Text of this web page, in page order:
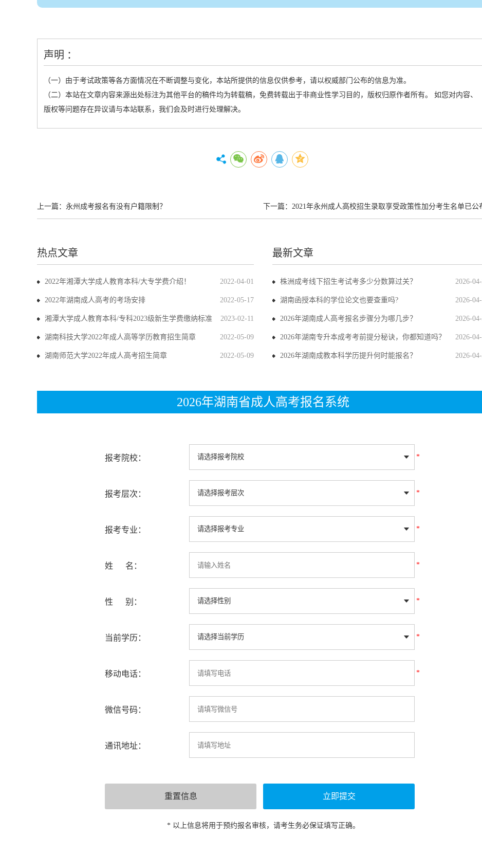
声明 ：
（一）由于考试政策等各方面情况在不断调整与变化，本站所提供的信息仅供参考，请以权威部门公布的信息为准。
（二）本站在文章内容来源出处标注为其他平台的稿件均为转载稿，免费转载出于非商业性学习目的，版权归原作者所有。 如您对内容、
版权等问题存在异议请与本站联系，我们会及时进行处理解决。
上一篇： 永州成考报名有没有户籍限制？ 下一篇： 2021年永州成人高校招生录取享受政策性加分考生名单已公
热点文章
2022-04-01
2022年湘潭大学成人教育本科/大专学费介绍！
2022-05-17
2022年湖南成人高考的考场安排
2023-02-11
湘潭大学成人教育本科/专科2023级新生学费缴纳标准
2022-05-09
湖南科技大学2022年成人高等学历教育招生简章
2022-05-09
湖南师范大学2022年成人高考招生简章
最新文章
2026-
株洲成考线下招生考试考多少分数算过关？
2026-
湖南函授本科的学位论文也要查重吗?
2026-
2026年湖南成人高考报名步骤分为哪几步？
2026-
2026年湖南专升本成考考前提分秘诀，你都知道吗？
2026-
2026年湖南成教本科学历提升何时能报名？
2026年湖南省成人高考报名系统
报考院校： *
报考层次： *
报考专业： *
姓 名： *
性 别： *
当前学历： *
移动电话： *
微信号码：
通讯地址：
* 以上信息将用于预约报名审核，请考生务必保证填写正确。